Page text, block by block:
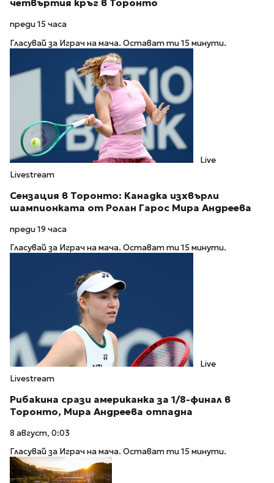
четвъртия кръг в Торонто
преди 15 часа
Гласувай за Играч на мача. Остават ти 15 минути.
Live
Livestream
Сензация в Торонто: Канадка изхвърли
шампионката от Ролан Гарос Мира Андреева
преди 19 часа
Гласувай за Играч на мача. Остават ти 15 минути.
Live
Livestream
Рибакина срази американка за 1/8-финал в
Торонто, Мира Андреева отпадна
8 август, 0:03
Гласувай за Играч на мача. Остават ти 15 минути.